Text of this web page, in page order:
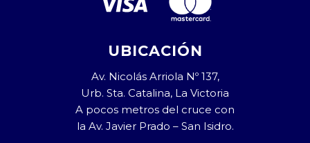
UBICACIÓN
Av. Nicolás Arriola Nº 137,
Urb. Sta. Catalina, La Victoria
A pocos metros del cruce con
la Av. Javier Prado – San Isidro.